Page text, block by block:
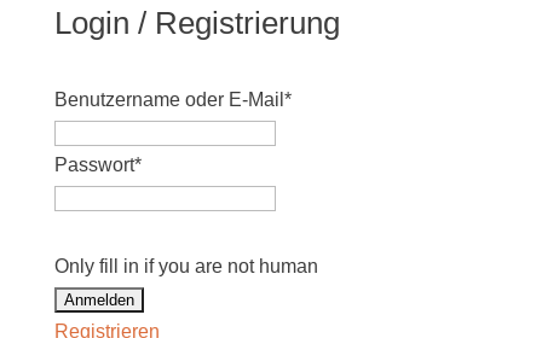
Login / Registrierung
Benutzername oder E-Mail *
Passwort*
Only fill in if you are not human
Registrieren